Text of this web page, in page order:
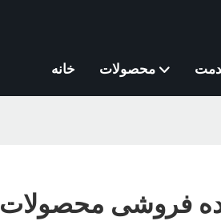
خانه محصولات
فروشی محصولات